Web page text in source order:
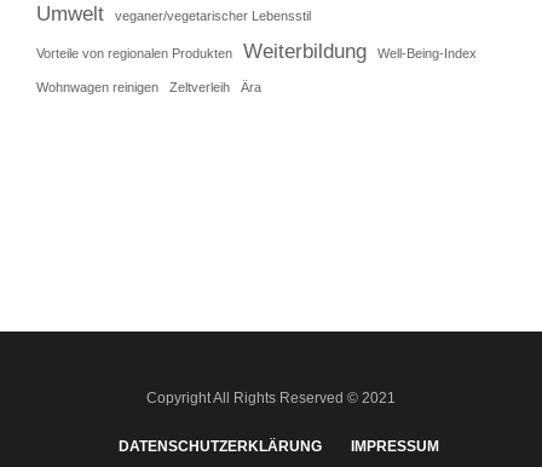
Umwelt veganer/vegetarischer Lebensstil
Vorteile von regionalen Produkten Weiterbildung Well-Being-Index
Wohnwagen reinigen Zeltverleih Ära
Copyright All Rights Reserved © 2021
DATENSCHUTZERKLÄRUNG IMPRESSUM